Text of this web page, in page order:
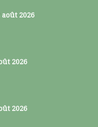
2026
2026
2026